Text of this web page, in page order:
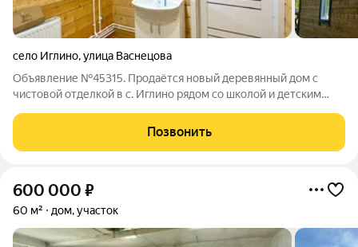
село Иглино,улица Васнецова
Объявление №45315. Продаётся новый деревянный дом с
чистовой отделкой в с. Иглино рядом со школой и детским
подойдет для большой и дружной семьи, что позволит Вам
разместить всех членов семьи в
Позвонить
600 000 ₽
60 м² дом, участок